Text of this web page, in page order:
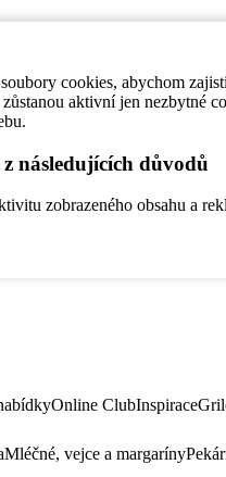
cookies, abychom
aktivní jen
následujících důvodů
zobrazeného obsahu a
Online ClubInspirace
Mléčné, vejce a margaríny